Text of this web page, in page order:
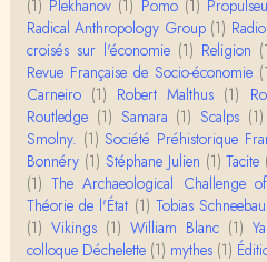
Anonymous
Merci pour votre
sur les femmes
l…
Anonymous
Bonjour,Merci pour
en tant qu’êtres
Christophe
Envoyez moi un mail :
(1) Plekhanov (1) Pomo (1)
Radical Anthropology Group (1)
croisés sur l'économie (1) Religion
Revue Française de Socio-économie
Carneiro (1) Robert Malthus (1)
Routledge (1) Samara (1) Scalps (1)
Smolny. (1) Société Préhistorique
Bonnéry (1) Stéphane Julien (1) Tacite
(1) The Archaeological Challenge
Théorie de l'État (1) Tobias
(1) Vikings (1) William Blanc (1)
colloque Déchelette (1) mythes (1)